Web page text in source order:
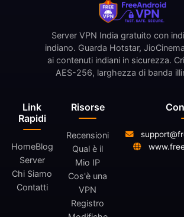
Link
Rapidi
HomeBlog
Server
Chi Siamo
Contatti
Risorse
Recensioni
Qual è il
Mio IP
Cos'è una
VPN
Registro
Server VPN India gratuito con
indiano. Guarda Hotstar,
ai contenuti indiani in sicurezza.
AES-256, larghezza di banda